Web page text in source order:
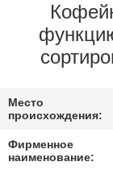
МЫ
Место
происхождения:
Фирменное
наименование: